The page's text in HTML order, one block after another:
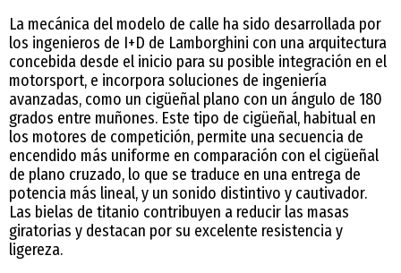
La mecánica del modelo de calle ha sido desarrollada por
los ingenieros de I+D de Lamborghini con una arquitectura
concebida desde el inicio para su posible integración en el
motorsport, e incorpora soluciones de ingeniería
avanzadas, como un cigüeñal plano con un ángulo de 180
grados entre muñones. Este tipo de cigüeñal, habitual en
los motores de competición, permite una secuencia de
encendido más uniforme en comparación con el cigüeñal
de plano cruzado, lo que se traduce en una entrega de
potencia más lineal, y un sonido distintivo y cautivador.
Las bielas de titanio contribuyen a reducir las masas
giratorias y destacan por su excelente resistencia y
ligereza.